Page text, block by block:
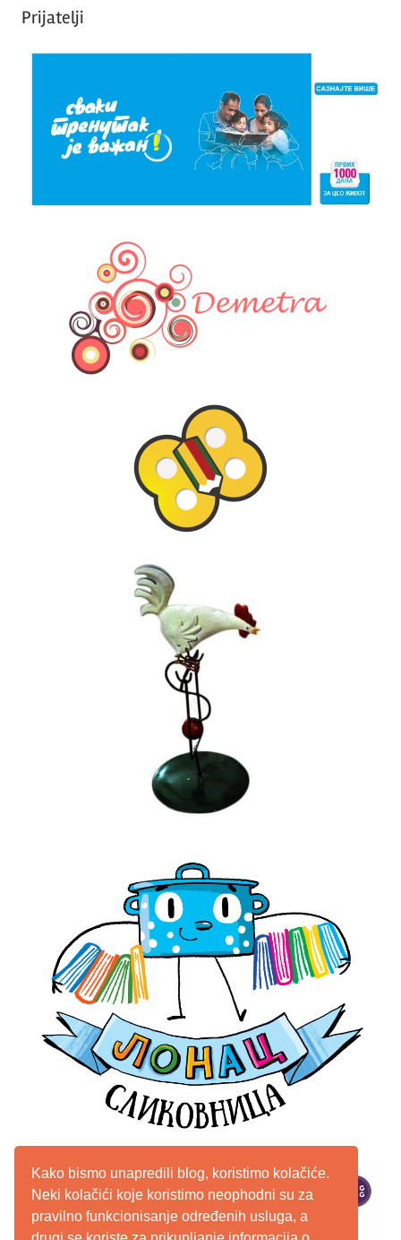
Kako bismo unapredili blog, koristimo kolačiće.
Neki kolačići koje koristimo neophodni su za
pravilno funkcionisanje određenih usluga, a
Prijatelji